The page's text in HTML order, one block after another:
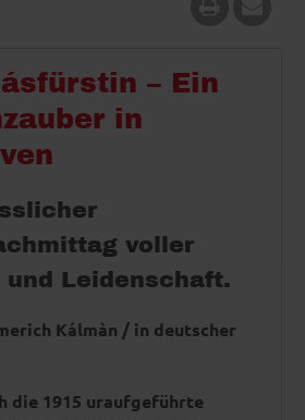
– Ein
in
voller
und Leidenschaft.
Kálmàn / in deutscher
die 1915 uraufgeführte